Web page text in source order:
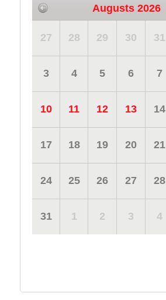
Augusts 2026
27 28 29 30 31
3 4 5 6 7
10 11 12 13 14
17 18 19 20 21
24 25 26 27 28
31 1 2 3 4